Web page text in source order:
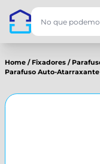
Home / Fixadores /
Parafuso Auto-Atarraxante